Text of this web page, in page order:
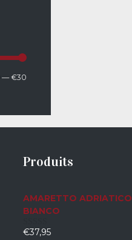
—€30
Produits
AMARETTO ADRIATICO
BIANCO
0
€37,95